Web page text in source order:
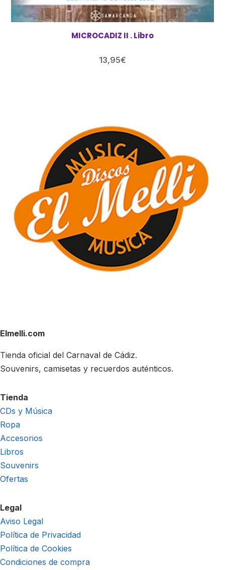
MICROCADIZ II . Libro
13,95€
Elmelli.com
Tienda oficial del Carnaval de Cádiz.
Souvenirs, camisetas y recuerdos auténticos.
Tienda
CDs y Música
Ropa
Accesorios
Libros
Souvenirs
Ofertas
Legal
Aviso Legal
Política de Privacidad
Política de Cookies
Condiciones de compra